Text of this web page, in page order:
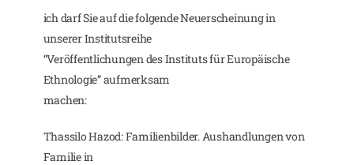
ich darf Sie auf die folgende Neuerscheinung in
unserer Institutsreihe
“Veröffentlichungen des Instituts für Europäische
Ethnologie” aufmerksam
machen:
Thassilo Hazod: Familienbilder. Aushandlungen von
Familie in